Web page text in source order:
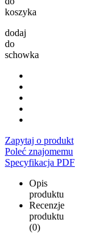
koszyka
dodaj
do
schowka
Zapytaj o produkt
Poleć znajomemu
Specyfikacja PDF
Opis
produktu
Recenzje
produktu
(0)